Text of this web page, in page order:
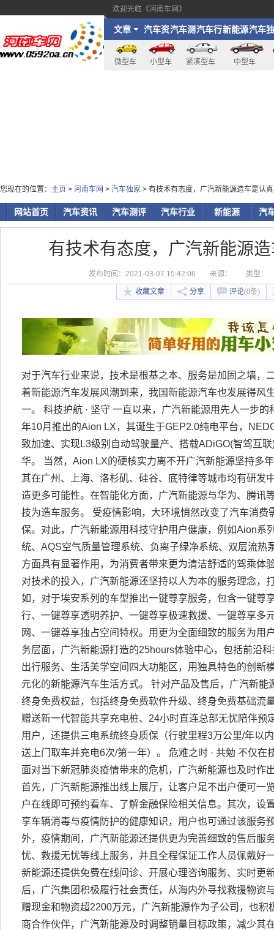
欢迎光临《河南车网》
文章 汽车资
讯
汽车测
评
汽车行
业
新能源汽车独
家
微型车 小型车 紧凑型车 中型车
您现在的位置： 主页 > 河南车网 > 汽车独家 > 有技术有态度，广汽新能源造车是认
网站首页 汽车资讯 汽车测评 汽车行业 新能源 汽
有技术有态度，广汽新能源
发布时间：2021-03-07 15:42:06 来源： 类型：
收藏文章 分享 评论(0条)
对于汽车行业来说，技术是根基之本、服务是加固之墙，
着新能源汽车发展风潮到来，我国新能源汽车也发展得风
一。 科技护航 · 坚守 一直以来，广汽新能源用先人一步
年10月推出的Aion LX，其诞生于GEP2.0纯电平台，
致加速、实现L3级别自动驾驶量产、搭载ADiGO(智驾互
华。 当然，Aion LX的硬核实力离不开广汽新能源坚持多
其在广州、上海、洛杉矶、硅谷、底特律等城市均有研发
造更多可能性。在智能化方面，广汽新能源与华为、腾讯
技为造车服务。 受疫情影响，大环境悄然改变了汽车消费
保。对此，广汽新能源用科技守护用户健康，例如Aion系
统、AQS空气质量管理系统、负离子绿净系统、双层流热
方面具有显著作用，为消费者带来更为清洁舒适的驾乘体
对技术的投入，广汽新能源还坚持以人为本的服务理念，
如，对于埃安系列的车型推出一键尊享服务，包含一键尊
行、一键尊享透明养护、一键尊享极速救援、一键尊享多
网、一键尊享独占空间特权。用更为全面细致的服务为用
务层面，广汽新能源打造的25hours体验中心，包括前沿
出行服务、生活美学空间四大功能区，用独具特色的创新
元化的新能源汽车生活方式。 针对产品及售后，广汽新能
终身免费权益，包括终身免费软件升级、终身免费基础流
赠送新一代智能共享充电桩、24小时直连总部无忧陪伴预
用户，还提供三电系统终身质保（行驶里程3万公里/年以
送上门取车并充电6次/第一年）。 危难之时 · 共勉 不仅在
面对当下新冠肺炎疫情带来的危机，广汽新能源也及时作
首先，广汽新能源推出线上展厅，让客户足不出户便可一
户在线即可预约看车、了解金融保险相关信息。其次，设
享车辆消毒与疫情防护的健康知识，用户也可通过该服务
外，疫情期间，广汽新能源还提供更为完善细致的售后服
忧、救援无忧等线上服务，并且全程保证工作人员佩戴好
新能源还提供免费在线问诊、开展心理咨询服务、实时更
后，广汽集团积极履行社会责任，从海内外寻找救援物资
赠现金和物资超2200万元，广汽新能源作为子公司，也积
商合作伙伴，广汽新能源及时调整销量目标政策，减少其